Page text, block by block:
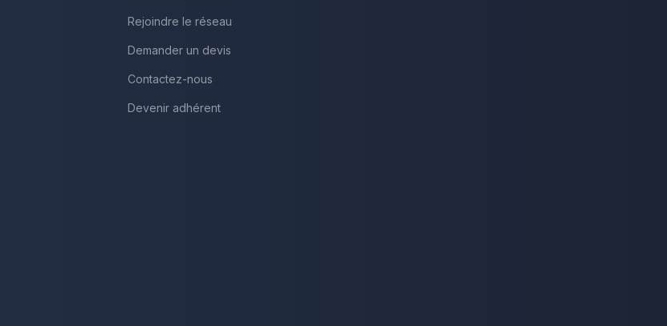
Rejoindre le réseau
Demander un devis
Contactez-nous
Devenir adhérent